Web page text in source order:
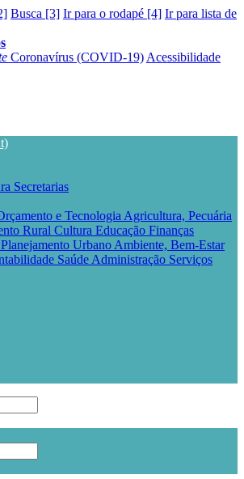
Busca [3] Ir para o rodapé [4] Ir para lista de
Coronavírus (COVID-19) Acessibilidade
Secretarias
e Tecnologia Agricultura, Pecuária
Rural Cultura Educação Finanças
Urbano Ambiente, Bem-Estar
Saúde Administração Serviços